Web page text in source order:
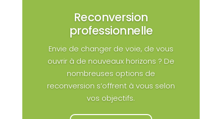
Reconversion
professionnelle
Envie de changer de voie, de vous
ouvrir à de nouveaux horizons ? De
nombreuses options de
reconversion s’offrent à vous selon
vos objectifs.